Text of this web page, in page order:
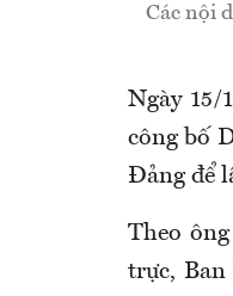
Các nội
Ngày 15/
công bố
Đảng để
Theo
trực, Ban